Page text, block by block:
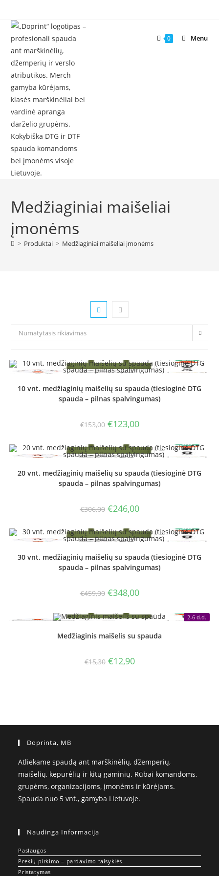
content
0 Menu
Medžiaginiai maišeliai
įmonėms
> Produktai > Medžiaginiai maišeliai įmonėms
Numatytasis rikiavimas
10 vnt. medžiaginių maišelių su spauda (tiesioginė DTG
spauda – pilnas spalvingumas)
€153,00 Original
price
€153,00.
€123,00Current
price
€123,00.
20 vnt. medžiaginių maišelių su spauda (tiesioginė DTG
spauda – pilnas spalvingumas)
€306,00 Original
price
€306,00.
€246,00Current
price
€246,00.
30 vnt. medžiaginių maišelių su spauda (tiesioginė DTG
spauda – pilnas spalvingumas)
€459,00 Original
price
€459,00.
€348,00Current
price
€348,00.
2-6 d.d.
Medžiaginis maišelis su spauda
€15,30 Original
price
€12,90Current
price
Doprinta, MB
Atliekame spaudą ant marškinėlių, džemperių,
maišelių, kepurėlių ir kitų gaminių. Rūbai komandoms,
grupėms, organizacijoms, įmonėms ir kūrėjams.
Spauda nuo 5 vnt., gamyba Lietuvoje.
Naudinga Informacija
Paslaugos
Prekių pirkimo – pardavimo taisyklės
Pristatymas